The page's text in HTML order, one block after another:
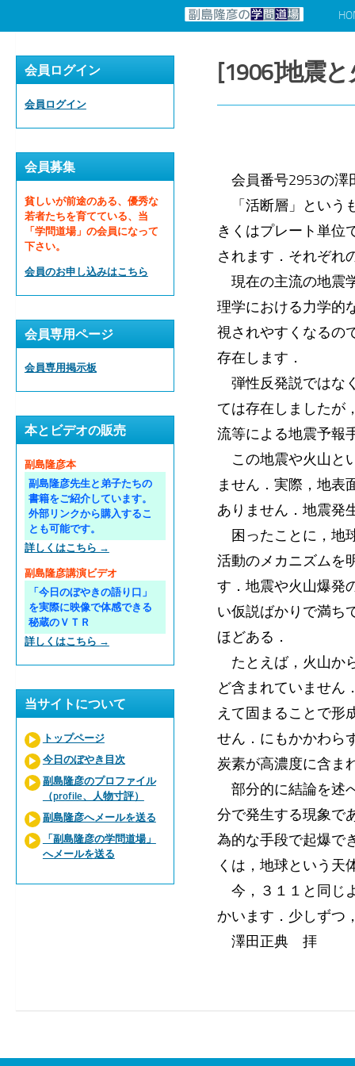
[1906]地震
会員番号2953の澤
「活断層」という
きくはプレート単位
されます．それぞれ
現在の主流の地震
理学における力学的
視されやすくなるの
存在します．
弾性反発説ではな
ては存在しましたが
流等による地震予報
この地震や火山と
ません．実際，地表
ありません．地震発
困ったことに，地
活動のメカニズムを
す．地震や火山爆発
い仮説ばかりで満ち
ほどある．
たとえば，火山か
ど含まれていません
えて固まることで形
せん．にもかかわら
炭素が高濃度に含ま
部分的に結論を述
分で発生する現象で
為的な手段で起爆で
くは，地球という天
今，３１１と同じ
かいます．少しずつ
澤田正典 拝
会員ログイン
会員ログイン
会員募集
貧しいが前途のある、優秀な
若者たちを育てている、当
「学問道場」の会員になって
下さい。
会員のお申し込みはこちら
会員専用ページ
会員専用掲示板
本とビデオの販売
副島隆彦本
副島隆彦先生と弟子たちの
書籍をご紹介しています。
外部リンクから購入するこ
とも可能です。
詳しくはこちら →
副島隆彦講演ビデオ
「今日のぼやきの語り口」
を実際に映像で体感できる
秘蔵のＶＴＲ
詳しくはこちら →
当サイトについて
トップページ
今日のぼやき目次
副島隆彦のプロファイル
（profile、人物寸評）
副島隆彦へメールを送る
「副島隆彦の学問道場」
へメールを送る